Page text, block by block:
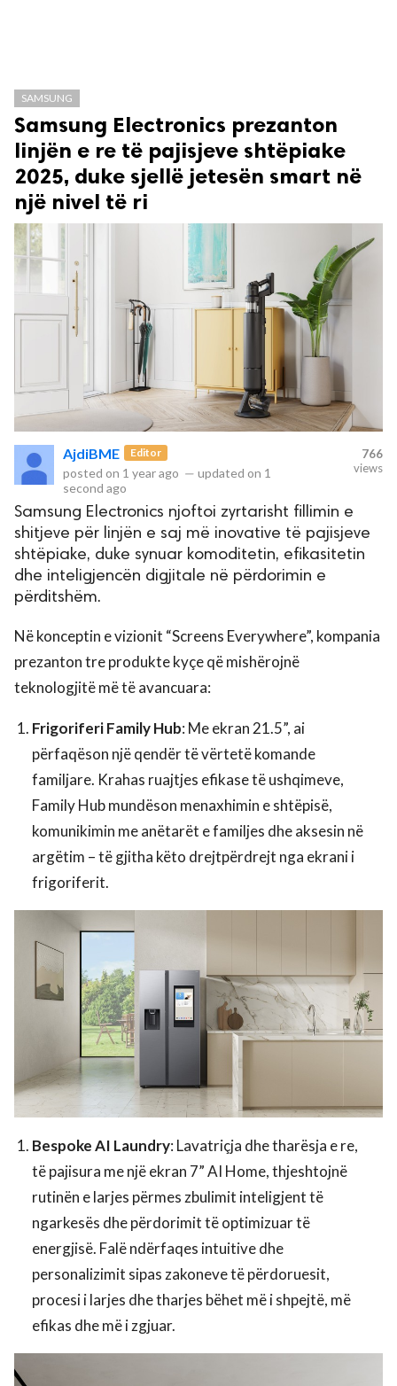
SAMSUNG
Samsung Electronics prezanton
linjën e re të pajisjeve shtëpiake
2025, duke sjellë jetesën smart në
një nivel të ri
AjdiBME Editor
posted on 1 year ago — updated on 1
second ago
766
views
Samsung Electronics njoftoi zyrtarisht fillimin e
shitjeve për linjën e saj më inovative të pajisjeve
shtëpiake, duke synuar komoditetin, efikasitetin
dhe inteligjencën digjitale në përdorimin e
përditshëm.
Në konceptin e vizionit “Screens Everywhere”, kompania
prezanton tre produkte kyçe që mishërojnë
teknologjitë më të avancuara:
Frigoriferi Family Hub: Me ekran 21.5”, ai
përfaqëson një qendër të vërtetë komande
familjare. Krahas ruajtjes efikase të ushqimeve,
Family Hub mundëson menaxhimin e shtëpisë,
komunikimin me anëtarët e familjes dhe aksesin në
argëtim – të gjitha këto drejtpërdrejt nga ekrani i
frigoriferit.
Bespoke AI Laundry: Lavatriçja dhe tharësja e re,
të pajisura me një ekran 7” AI Home, thjeshtojnë
rutinën e larjes përmes zbulimit inteligjent të
ngarkesës dhe përdorimit të optimizuar të
energjisë. Falë ndërfaqes intuitive dhe
personalizimit sipas zakoneve të përdoruesit,
procesi i larjes dhe tharjes bëhet më i shpejtë, më
efikas dhe më i zgjuar.